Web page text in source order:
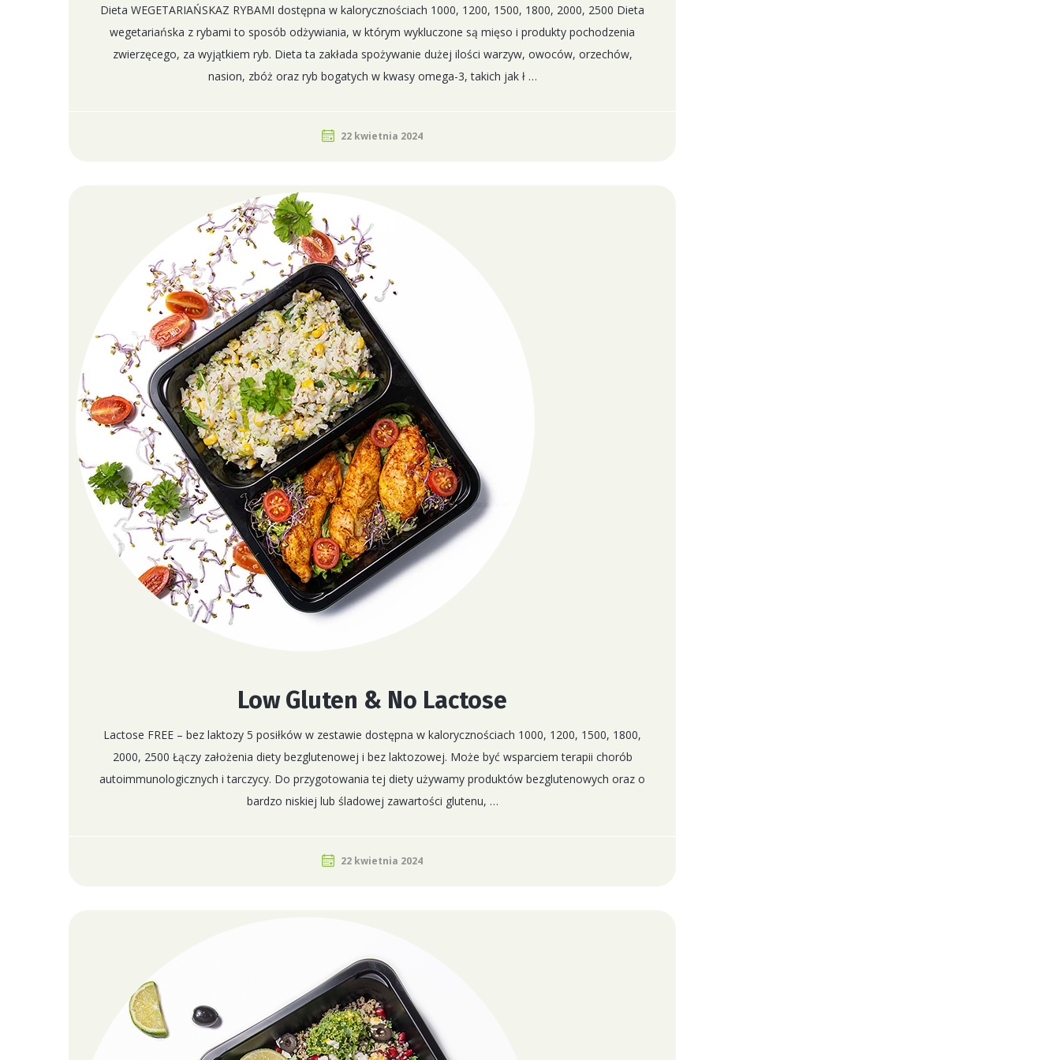
Dieta WEGETARIAŃSKAZ RYBAMI dostępna w kalorycznościach 1000, 1200, 1500, 1800, 2000, 2500 Dieta
wegetariańska z rybami to sposób odżywiania, w którym wykluczone są mięso i produkty pochodzenia
zwierzęcego, za wyjątkiem ryb. Dieta ta zakłada spożywanie dużej ilości warzyw, owoców, orzechów,
nasion, zbóż oraz ryb bogatych w kwasy omega-3, takich jak ł …
22 kwietnia 2024
Low Gluten & No Lactose
Lactose FREE – bez laktozy 5 posiłków w zestawie dostępna w kalorycznościach 1000, 1200, 1500, 1800,
2000, 2500 Łączy założenia diety bezglutenowej i bez laktozowej. Może być wsparciem terapii chorób
autoimmunologicznych i tarczycy. Do przygotowania tej diety używamy produktów bezglutenowych oraz o
bardzo niskiej lub śladowej zawartości glutenu, …
22 kwietnia 2024